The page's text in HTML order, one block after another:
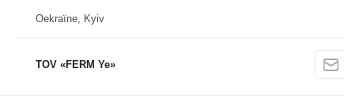
Oekraïne, Kyiv
TOV «FERM Ye»